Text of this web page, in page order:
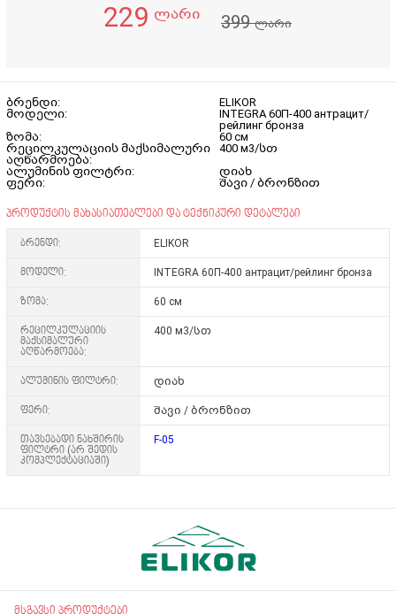
229 ლარი 399ლარი
ბრენდი:
ELIKOR
მოდელი:
INTEGRA 60П-400 антрацит/
рейлинг бронза
ზომა:
60 см
რეცილკულაციის მაქსიმალური
აღწარმოება:
400 м3/სთ
ალუმინის ფილტრი:
დიახ
ფერი:
შავი / ბრონზით
პროდუქტის მახასიათებლები და ტექნიკური დეტალები
ბრენდი: ELIKOR
მოდელი: INTEGRA 60П-400 антрацит/рейлинг бронза
ზომა: 60 см
რეცილკულაციის
მაქსიმალური
აღწარმოება:
400 м3/სთ
ალუმინის ფილტრი: დიახ
ფერი: შავი / ბრონზით
თავსებადი ნახშირის
ფილტრი (არ შედის
კომპლექტაციაში)
F-05
მსგავსი პროდუქტები